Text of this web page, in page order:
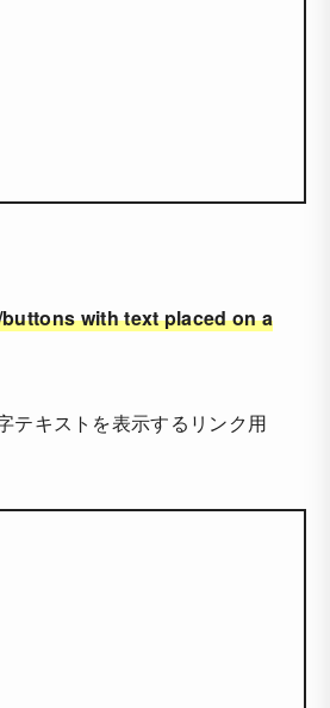
with text placed on a
テキストを表示するリンク用